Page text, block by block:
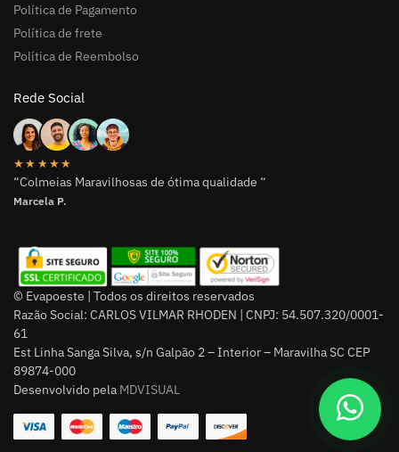
Política de Pagamento
Política de frete
Política de Reembolso
Rede Social
★★★★★
“Colmeias Maravilhosas de ótima qualidade “
Marcela P.
© Evapoeste | Todos os direitos reservados
Razão Social: CARLOS VILMAR RHODEN | CNPJ: 54.507.320/0001-
61
Est Linha Sanga Silva, s/n Galpão 2 – Interior – Maravilha SC CEP
89874-000
Desenvolvido pela MDVISUAL